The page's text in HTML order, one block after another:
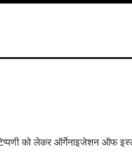
को लेकर ऑर्गेनाइजेशन ऑफ